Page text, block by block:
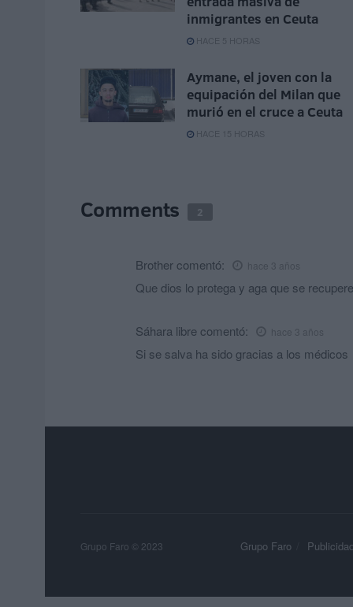
inmigrantes en Ceuta
HACE 5 HORAS
Aymane, el joven con la
equipación del Milan que
murió en el cruce a Ceuta
HACE 15 HORAS
Comments 2
Brother comentó: hace 3 años
Que dios lo protega y aga que se
Sáhara libre comentó: hace 3 años
Si se salva ha sido gracias a los médicos
Grupo Faro Publicidad
Grupo Faro © 2023